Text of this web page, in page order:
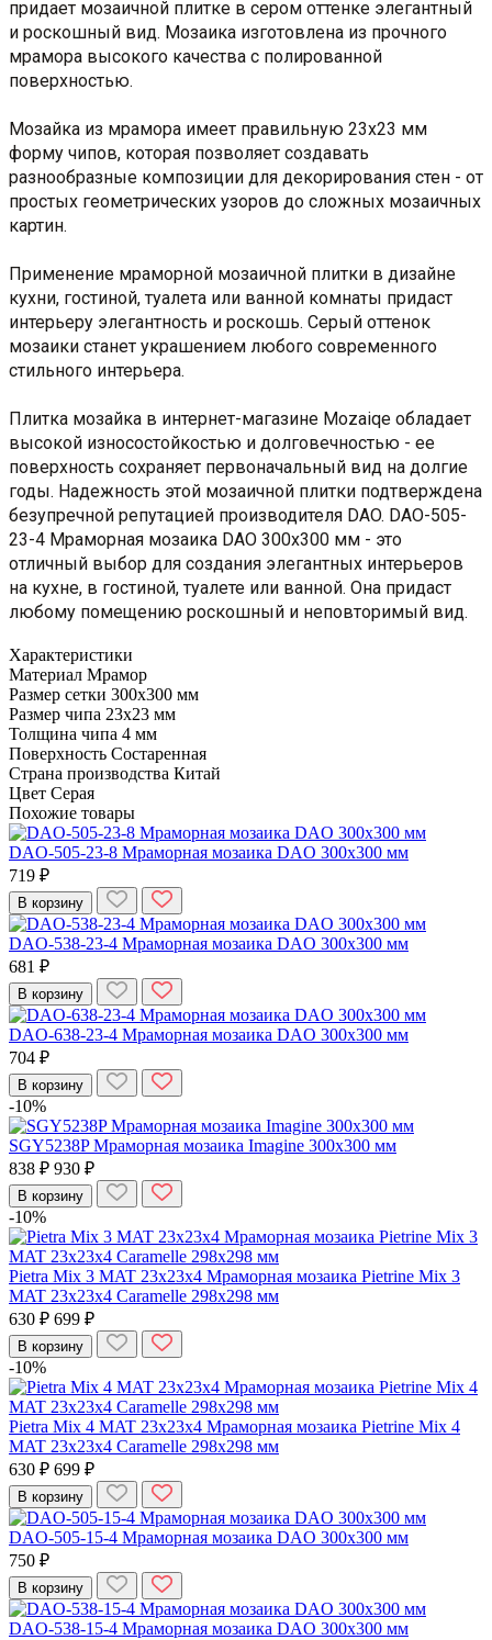
придает мозаичной плитке в сером оттенке элегантный
и роскошный вид. Мозаика изготовлена из прочного
мрамора высокого качества с полированной
поверхностью.
Мозайка из мрамора имеет правильную 23х23 мм
форму чипов, которая позволяет создавать
разнообразные композиции для декорирования стен - от
простых геометрических узоров до сложных мозаичных
картин.
Применение мраморной мозаичной плитки в дизайне
кухни, гостиной, туалета или ванной комнаты придаст
интерьеру элегантность и роскошь. Серый оттенок
мозаики станет украшением любого современного
стильного интерьера.
Плитка мозайка в интернет-магазине Mozaiqe обладает
высокой износостойкостью и долговечностью - ее
поверхность сохраняет первоначальный вид на долгие
годы. Надежность этой мозаичной плитки подтверждена
безупречной репутацией производителя DAO. DAO-505-
23-4 Мраморная мозаика DAO 300x300 мм - это
отличный выбор для создания элегантных интерьеров
на кухне, в гостиной, туалете или ванной. Она придаст
любому помещению роскошный и неповторимый вид.
Характеристики
Материал Мрамор
Размер сетки 300x300 мм
Размер чипа 23x23 мм
Толщина чипа 4 мм
Поверхность Состаренная
Страна производства Китай
Цвет Серая
Похожие товары
DAO-505-23-8 Мраморная мозаика DAO 300x300 мм
719 ₽
В корзину
DAO-538-23-4 Мраморная мозаика DAO 300x300 мм
681 ₽
В корзину
DAO-638-23-4 Мраморная мозаика DAO 300x300 мм
704 ₽
В корзину
-10%
SGY5238P Мраморная мозаика Imagine 300x300 мм
838 ₽ 930 ₽
В корзину
-10%
Pietra Mix 3 MAT 23x23x4 Мраморная мозаика Pietrine Mix 3
MAT 23x23x4 Caramelle 298x298 мм
630 ₽ 699 ₽
В корзину
-10%
Pietra Mix 4 MAT 23x23x4 Мраморная мозаика Pietrine Mix 4
MAT 23x23x4 Caramelle 298x298 мм
630 ₽ 699 ₽
В корзину
DAO-505-15-4 Мраморная мозаика DAO 300x300 мм
750 ₽
В корзину
DAO-538-15-4 Мраморная мозаика DAO 300x300 мм